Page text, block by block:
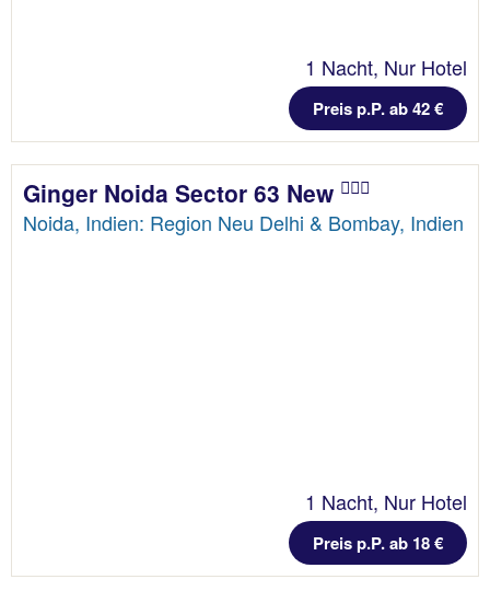
1 Nacht, Nur Hotel
Preis p.P. ab 42 €
Ginger Noida Sector 63 New
Noida, Indien: Region Neu Delhi & Bombay, Indien
1 Nacht, Nur Hotel
Preis p.P. ab 18 €